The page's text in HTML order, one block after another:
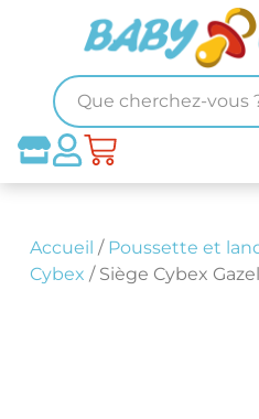
Accueil / Poussette et
Cybex / Siège Cybex